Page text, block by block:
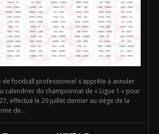
de football professionnel s'apprête à annuler
calendrier du championnat de « Ligue 1 » pour
effectué le 29 juillet dernier au siège de la
de...